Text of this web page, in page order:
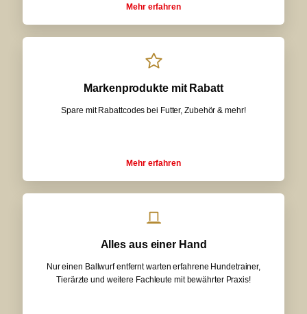
Mehr erfahren
Markenprodukte mit Rabatt
Spare mit Rabattcodes bei Futter, Zubehör & mehr!
Mehr erfahren
Alles aus einer Hand
Nur einen Ballwurf entfernt warten erfahrene Hundetrainer,
Tierärzte und weitere Fachleute mit bewährter Praxis!